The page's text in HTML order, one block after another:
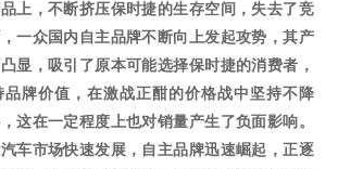
上，不断挤压保时捷的生存空间，失去了竞
一众国内自主品牌不断向上发起攻势，其产
显，吸引了原本可能选择保时捷的消费者，
品牌价值，在激战正酣的价格战中坚持不降
这在一定程度上也对销量产生了负面影响。
车市场快速发展，自主品牌迅速崛起，正逐